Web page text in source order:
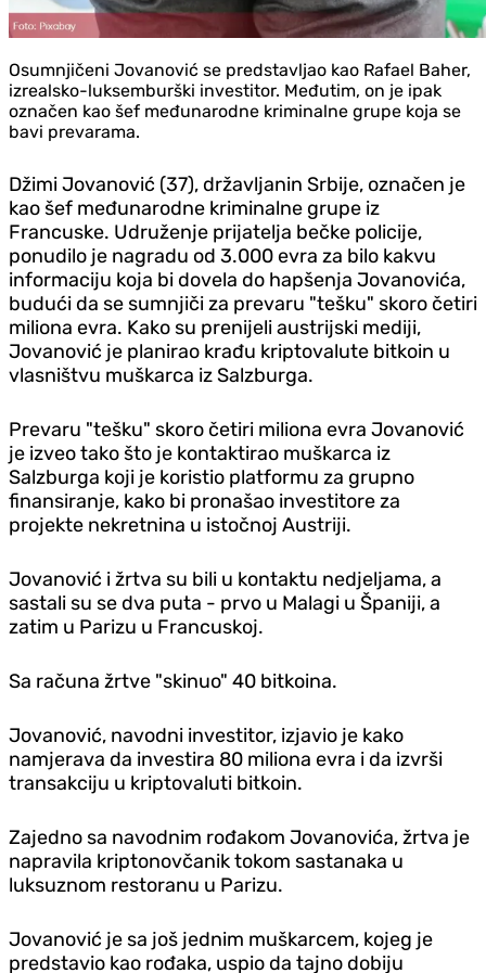
Osumnjičeni Jovanović se predstavljao kao Rafael Baher,
izrealsko-luksemburški investitor. Međutim, on je ipak
označen kao šef međunarodne kriminalne grupe koja se
bavi prevarama.
Džimi Jovanović (37), državljanin Srbije, označen je
kao šef međunarodne kriminalne grupe iz
Francuske. Udruženje prijatelja bečke policije,
ponudilo je nagradu od 3.000 evra za bilo kakvu
informaciju koja bi dovela do hapšenja Jovanovića,
budući da se sumnjiči za prevaru "tešku" skoro četiri
miliona evra. Kako su prenijeli austrijski mediji,
Jovanović je planirao krađu kriptovalute bitkoin u
vlasništvu muškarca iz Salzburga.
Prevaru "tešku" skoro četiri miliona evra Jovanović
je izveo tako što je kontaktirao muškarca iz
Salzburga koji je koristio platformu za grupno
finansiranje, kako bi pronašao investitore za
projekte nekretnina u istočnoj Austriji.
Jovanović i žrtva su bili u kontaktu nedjeljama, a
sastali su se dva puta - prvo u Malagi u Španiji, a
zatim u Parizu u Francuskoj.
Sa računa žrtve "skinuo" 40 bitkoina.
Jovanović, navodni investitor, izjavio je kako
namjerava da investira 80 miliona evra i da izvrši
transakciju u kriptovaluti bitkoin.
Zajedno sa navodnim rođakom Jovanovića, žrtva je
napravila kriptonovčanik tokom sastanaka u
luksuznom restoranu u Parizu.
Jovanović je sa još jednim muškarcem, kojeg je
predstavio kao rođaka, uspio da tajno dobiju